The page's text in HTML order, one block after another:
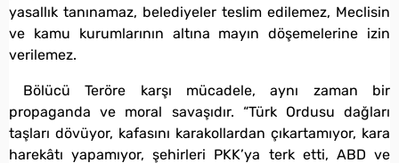
yasallık tanınamaz, belediyeler teslim edilemez, Meclisin
ve kamu kurumlarının altına mayın döşemelerine izin
verilemez.
Bölücü Teröre karşı mücadele, aynı zaman bir
propaganda ve moral savaşıdır. “Türk Ordusu dağları
taşları dövüyor, kafasını karakollardan çıkartamıyor, kara
harekâtı yapamıyor, şehirleri PKK’ya terk etti, ABD ve